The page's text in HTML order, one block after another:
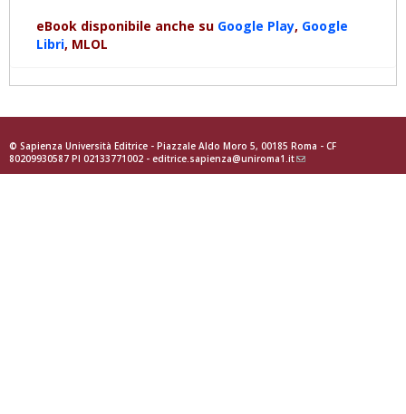
eBook disponibile anche su Google Play, Google
Libri, MLOL
© Sapienza Università Editrice - Piazzale Aldo Moro 5, 00185 Roma - CF
80209930587 PI 02133771002 - editrice.sapienza@uniroma1.it(link
sends